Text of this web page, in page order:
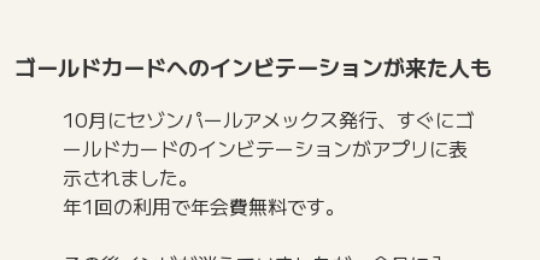
ゴールドカードへのインビテーションが来た人も
10月にセゾンパールアメックス発行、すぐにゴ
ールドカードのインビテーションがアプリに表
示されました。
年1回の利用で年会費無料です。